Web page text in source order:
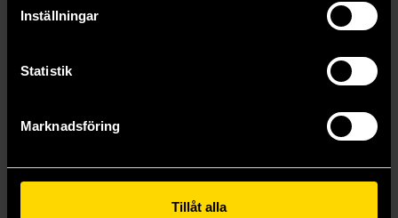
Inställningar
Statistik
Marknadsföring
Tillåt alla
Läs mer